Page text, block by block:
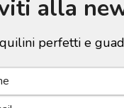
alla
perfetti e